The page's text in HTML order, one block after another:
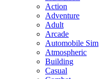
Action
Adventure
Adult
Arcade
Automobile Sim
Atmospheric
Building
Casual